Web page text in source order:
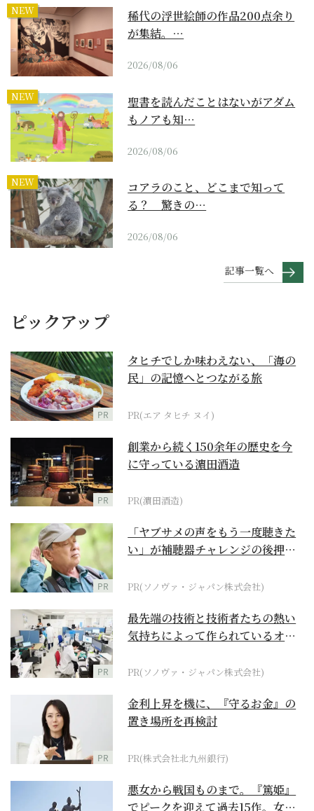
NEW
稀代の浮世絵師の作品200点余り
が集結。…
2026/08/06
NEW
聖書を読んだことはないがアダム
もノアも知…
2026/08/06
NEW
コアラのこと、どこまで知って
る？ 驚きの…
2026/08/06
記事一覧へ
ピックアップ
PR
タヒチでしか味わえない、「海の
民」の記憶へとつながる旅
PR(エア タヒチ ヌイ)
PR
創業から続く150余年の歴史を今
に守っている濵田酒造
PR(濵田酒造)
PR
「ヤブサメの声をもう一度聴きた
い」が補聴器チャレンジの後押し
PR(ソノヴァ・ジャパン株式会社)
PR
最先端の技術と技術者たちの熱い
気持ちによって作られているオー
PR(ソノヴァ・ジャパン株式会社)
PR
金利上昇を機に、『守るお金』の
置き場所を再検討
PR(株式会社北九州銀行)
悪女から戦国ものまで。『篤姫』
でピークを迎えて過去15作。女性